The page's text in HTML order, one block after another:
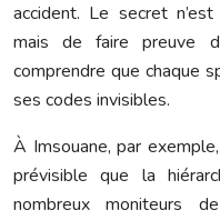
accident. Le secret
mais de faire preuve
comprendre que chaque
ses codes invisibles.
À Imsouane, par
prévisible que la
nombreux moniteurs